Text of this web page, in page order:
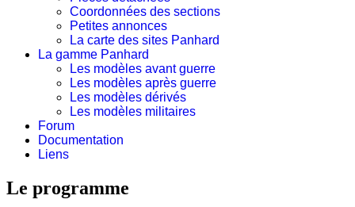
Coordonnées des sections
Petites annonces
La carte des sites Panhard
La gamme Panhard
Les modèles avant guerre
Les modèles après guerre
Les modèles dérivés
Les modèles militaires
Forum
Documentation
Liens
Le programme